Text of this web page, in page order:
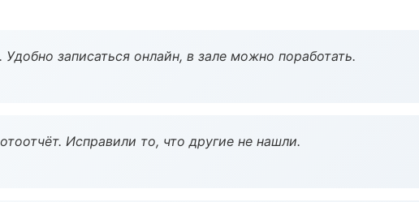
записаться онлайн, в зале можно поработать.
Исправили то, что другие не нашли.